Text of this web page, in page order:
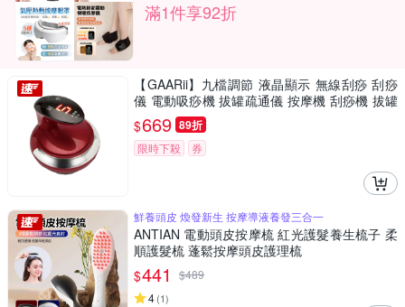
滿1件享92折
【GAARii】九檔調節 液晶顯示 無線刮痧 刮痧
儀 電動吸痧機 拔罐疏通儀 按摩機 刮痧機 拔罐
機
$669 89折
限時下殺 券
鮮養頭皮 煥發新生 按摩導液養發三合一
ANTIAN 電動頭皮按摩梳 紅光護髮養生梳子 柔
順護髮梳 蓬鬆按摩頭皮護理梳
$441 $489
4(1)